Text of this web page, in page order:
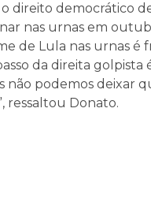
direito democrático
nas urnas em
de Lula nas urnas é
da direita golpista
não podemos deixar
ressaltou Donato.